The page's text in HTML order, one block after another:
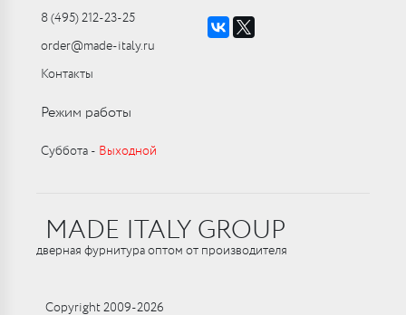
8 (495) 212-23-25
order@made-italy.ru
Контакты
Режим работы
Суббота ‑ Выходной
MADE ITALY GROUP
дверная фурнитура оптом от производителя
Copyright 2009-2026